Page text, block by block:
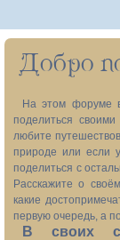
Добро
На этом форуме
поделиться
любите
природе или если
поделиться с
Расскажите о
какие
первую очередь, а
В своих